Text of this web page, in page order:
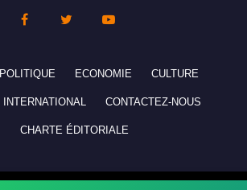
POLITIQUE ECONOMIE CULTURE
INTERNATIONAL CONTACTEZ-NOUS
CHARTE ÉDITORIALE